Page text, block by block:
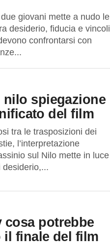
giovani mette a nudo le
desiderio, fiducia e vincoli
confrontarsi con
del film
tra le trasposizioni dei
l’interpretazione
sul Nilo mette in luce
desiderio,...
il finale del film